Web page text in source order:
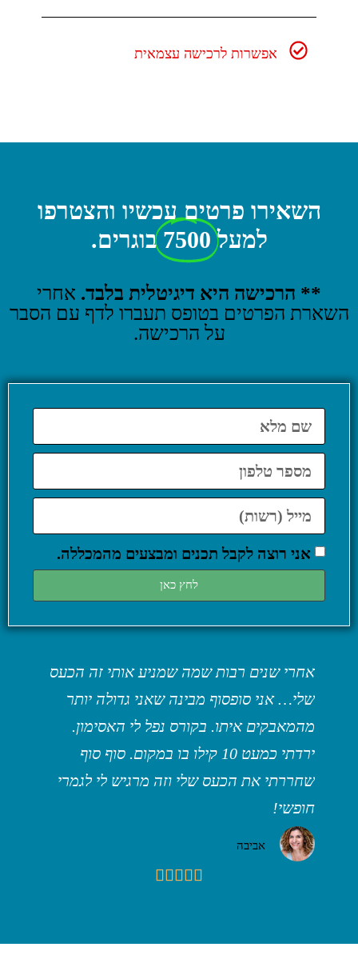
אפשרות לרכישה עצמאית
השאירו פרטים עכשיו והצטרפו
למעל 7500 בוגרים.
** הרכישה היא דיגיטלית בלבד. אחרי
השארת הפרטים בטופס תעברו לדף עם הסבר
על הרכישה.
אחרי שנים רבות שמה שמניע אותי זה הכעס
שלי… אני סופסוף מבינה שאני גדולה יותר
מהמאבקים איתו. בקורס נפל לי האסימון.
ירדתי כמעט 10 קילו בו במקום. סוף סוף
שחררתי את הכעס שלי וזה מרגיש לי לגמרי
חופשי!
אביבה





אני רוצה לקבל תכנים ומבצעים מהמכללה.
לחץ כאן